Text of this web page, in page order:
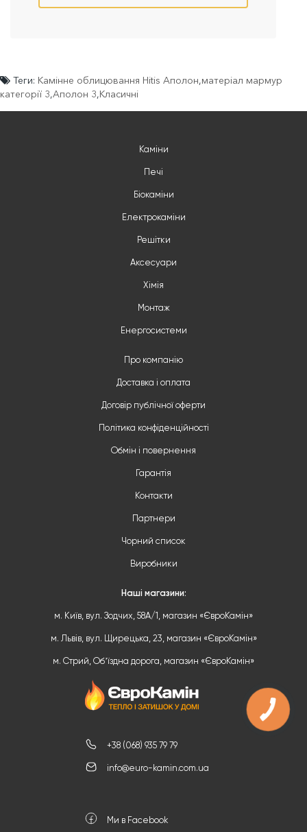
Теги: Камінне облицювання Hitis Аполон,матеріал мармур
категорії 3,Аполон 3,Класичні
+38 (068) 935 79 79
info@euro-kamin.com.ua
Ми в Facebook
Каміни
Печі
Біокаміни
Електрокаміни
Решітки
Аксесуари
Хімія
Монтаж
Енергосистеми
Про компанію
Доставка і оплата
Договір публічної оферти
Політика конфіденційності
Обмін і повернення
Гарантія
Контакти
Партнери
Чорний список
Виробники
Наші магазини:
м. Київ, вул. Зодчих, 58А/1, магазин «ЄвроКамін»
м. Львів, вул. Щирецька, 23, магазин «ЄвроКамін»
м. Стрий, Обʼїздна дорога, магазин «ЄвроКамін»